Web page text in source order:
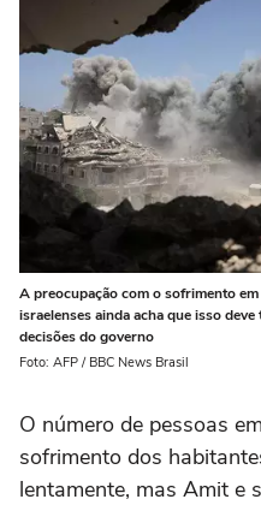
A preocupação com o sofrimento
israelenses ainda acha que isso
decisões do governo
Foto: AFP / BBC News Brasil
O número de pessoas
sofrimento dos
lentamente, mas Amit e